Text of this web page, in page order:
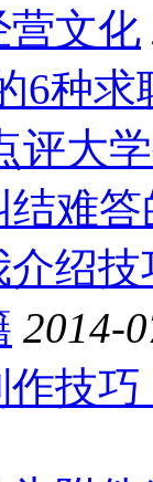
营文化
6种求
评大
结难
介绍技
2014-
技